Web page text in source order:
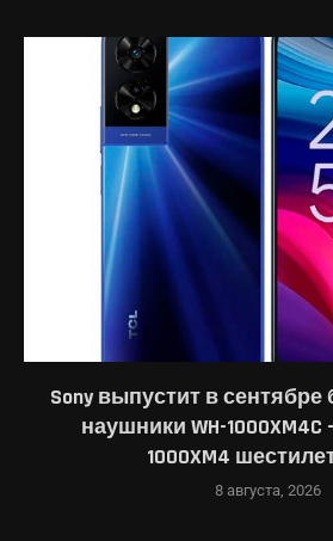
Sony выпустит в
наушники WH-
1000XM4
8 августа, 2026